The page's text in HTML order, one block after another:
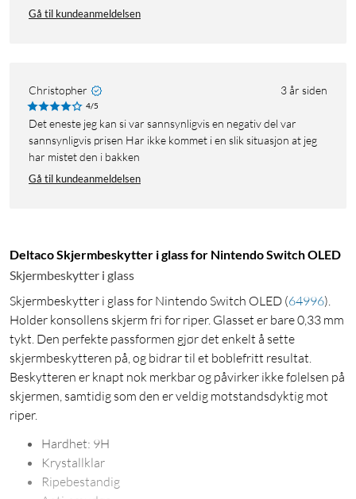
Gå til kundeanmeldelsen
Christopher 3 år siden
4/5
Det eneste jeg kan si var sannsynligvis en negativ del var
sannsynligvis prisen Har ikke kommet i en slik situasjon at jeg
har mistet den i bakken
Gå til kundeanmeldelsen
Deltaco Skjermbeskytter i glass for Nintendo Switch OLED
Skjermbeskytter i glass
Skjermbeskytter i glass for Nintendo Switch OLED (64996).
Holder konsollens skjerm fri for riper. Glasset er bare 0,33 mm
tykt. Den perfekte passformen gjør det enkelt å sette
skjermbeskytteren på, og bidrar til et boblefritt resultat.
Beskytteren er knapt nok merkbar og påvirker ikke følelsen på
skjermen, samtidig som den er veldig motstandsdyktig mot
riper.
Hardhet: 9H
Krystallklar
Ripebestandig